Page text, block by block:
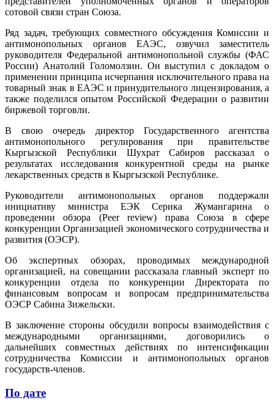
сотовой связи стран Союза.
Ряд задач, требующих совместного обсуждения Комиссии и
антимонопольных органов ЕАЭС, озвучил заместитель
руководителя Федеральной антимонопольной службы (ФАС
России) Анатолий Голомолзин. Он выступил с докладом о
применении принципа исчерпания исключительного права на
товарный знак в ЕАЭС и принудительного лицензирования, а
также поделился опытом Российской Федерации о развитии
биржевой торговли.
В свою очередь директор Государственного агентства
антимонопольного регулирования при правительстве
Кыргызской Республики Шухрат Сабиров рассказал о
результатах исследования конкурентной среды на рынке
лекарственных средств в Кыргызской Республике.
Руководители антимонопольных органов поддержали
инициативу министра ЕЭК Серика Жумангарина о
проведении обзора (Peer review) права Союза в сфере
конкуренции Организацией экономического сотрудничества и
развития (ОЭСР).
Об экспертных обзорах, проводимых международной
организацией, на совещании рассказала главный эксперт по
конкуренции отдела по конкуренции Директората по
финансовым вопросам и вопросам предпринимательства
ОЭСР Сабина Зижельски.
В заключение стороны обсудили вопросы взаимодействия с
международными организациями, договорились о
дальнейших совместных действиях по интенсификации
сотрудничества Комиссии и антимонопольных органов
государств-членов.
По дате